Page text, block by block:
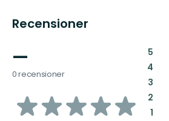
Recensioner
—
0 recensioner
av
5:
4:
3:
2:
1: